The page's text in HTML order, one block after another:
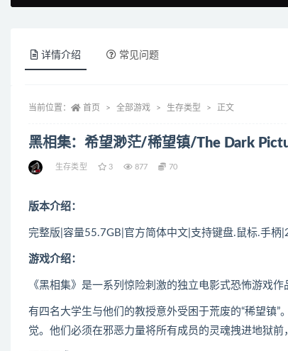
详情介绍 常见问题
当前位置： 首页 全部游戏 生存类型 正文
黑相集：希望渺茫/稀望镇/The Dark
生存类型 3 877 70
版本介绍：
完整版|容量55.7GB|官方简体中文|支持键盘.鼠标.手柄
游戏介绍：
《黑相集》是一系列惊险刺激的独立电影式恐怖游戏
有四名大学生与他们的教授意外受困于荒废的“稀望镇
觉。他们必须在邪恶力量将所有成员的灵魂拽进地狱前